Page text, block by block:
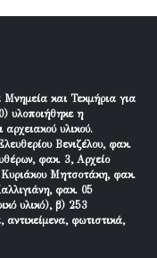
και Τεκμήρια για
υλοποιήθηκε η
υλικού.
Βενιζέλου, φακ.
φακ. 3, Αρχείο
Μητσοτάκη, φακ.
φακ. 05
υλικό), β) 253
φωτιστικά,